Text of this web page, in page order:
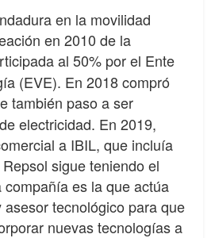
en la movilidad
en 2010 de la
al 50% por el Ente
(EVE). En 2018 compró
también paso a ser
electricidad. En 2019,
a IBIL, que incluía
sigue teniendo el
es la que actúa
tecnológico para que
nuevas tecnologías a